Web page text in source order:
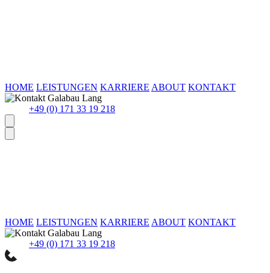
HOME LEISTUNGEN KARRIERE ABOUT KONTAKT
+49 (0) 171 33 19 218
HOME LEISTUNGEN KARRIERE ABOUT KONTAKT
+49 (0) 171 33 19 218